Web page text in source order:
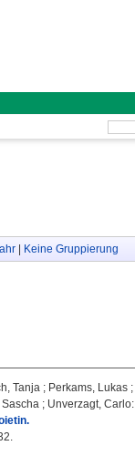
| Keine Gruppierung
Tanja ; Perkams, Lukas ;
; Unverzagt, Carlo: